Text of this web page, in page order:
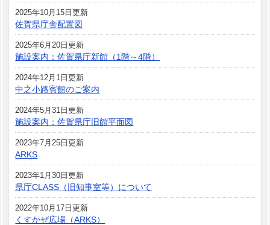
2025年10月15日更新
佐賀県庁舎配置図
2025年6月20日更新
施設案内：佐賀県庁新館（1階～4階）
2024年12月1日更新
中之小路賓館のご案内
2024年5月31日更新
施設案内：佐賀県庁旧館平面図
2023年7月25日更新
ARKS
2023年1月30日更新
県庁CLASS（旧知事室等）について
2022年10月17日更新
くすかぜ広場（ARKS）